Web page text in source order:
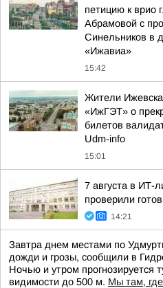
петицию к врио
Абрамовой с
Синельников в
«Ижавиа»
15:42
Жители
«ИжГЭТ» о
билетов
Udm-info
15:01
7 августа в ИТ-
проверили
14:21
Завтра днем местами по
дожди и грозы, сообщили в
Ночью и утром прогнозируется
видимости до 500 м. Мы там,